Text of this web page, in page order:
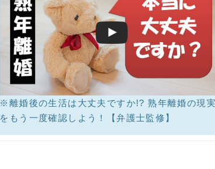
※離婚後の生活は大丈夫ですか!? 熟年離婚の現実
をもう一度確認しよう！【弁護士監修】